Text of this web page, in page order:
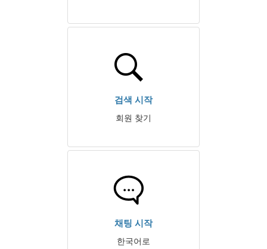
검색 시작
회원 찾기
채팅 시작
한국어로